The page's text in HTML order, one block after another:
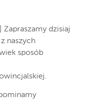
Zapraszamy dzisiaj
naszych
sposób